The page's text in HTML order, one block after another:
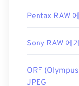
Pentax RAW
Sony RAW 에
ORF
JPEG